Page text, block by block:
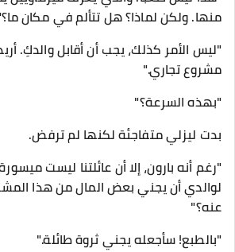
منها. ولكن لماذا؟ هل تتألم في مكان
"ليس الأمر كذلك، يجب أن أقابل والدكِ.
مشروع تجاري."
"بهذه السرعة؟"
​بدت ليزلي متفاجئة لكنها لم ترفض.
"رغم أنه بارون، إلا أن عائلتنا ليست
لوالدي أن يجني بعض المال من هذا
عنه؟"
"بالطبع! سأجعله يجني ثروة طائلة."